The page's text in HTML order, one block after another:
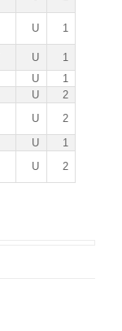
U 1
U
1
U
1
U
2
U
2
U
1
U 2